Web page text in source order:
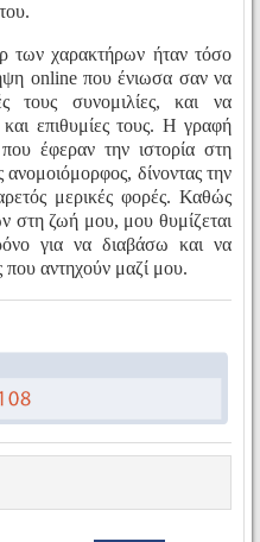
των χαρακτήρων ήταν τόσο
online που ένιωσα σαν να
τους συνομιλίες, και να
επιθυμίες τους. Η γραφή
έφεραν την ιστορία στη
δίνοντας την
μερικές φορές. Καθώς
στη ζωή μου, μου θυμίζεται
για να διαβάσω και να
που αντηχούν μαζί μου.